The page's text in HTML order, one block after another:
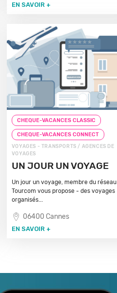
EN SAVOIR +
CHEQUE-VACANCES CLASSIC
CHEQUE-VACANCES CONNECT
VOYAGES - TRANSPORTS / AGENCES DE
VOYAGES
UN JOUR UN VOYAGE
Un jour un voyage, membre du réseau
Tourcom vous propose - des voyages
organisés...
06400 Cannes
EN SAVOIR +